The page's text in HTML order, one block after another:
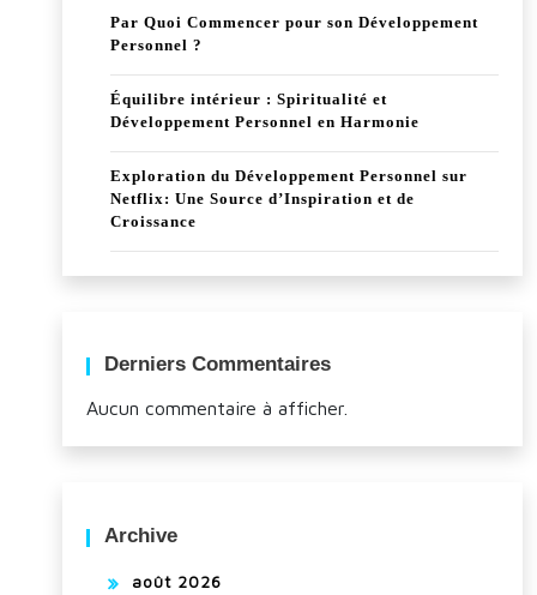
Par Quoi Commencer pour son Développement
Personnel ?
Équilibre intérieur : Spiritualité et
Développement Personnel en Harmonie
Exploration du Développement Personnel sur
Netflix: Une Source d’Inspiration et de
Croissance
Derniers Commentaires
Aucun commentaire à afficher.
Archive
août 2026